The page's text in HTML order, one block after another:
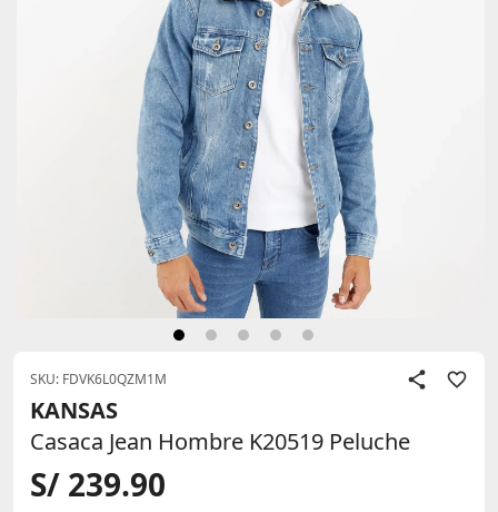
SKU: FDVK6L0QZM1M
KANSAS
Casaca Jean Hombre K20519 Peluche
S/ 239.90